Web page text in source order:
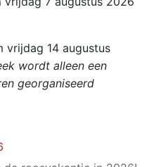
vrijdag 14 augustus
wordt alleen een
georganiseerd